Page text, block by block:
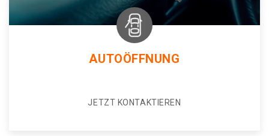
AUTOÖFFNUNG
JETZT KONTAKTIEREN